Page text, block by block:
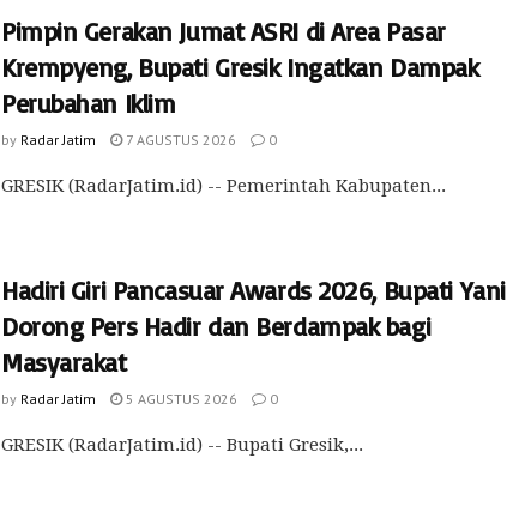
Pimpin Gerakan Jumat ASRI di Area Pasar
Krempyeng, Bupati Gresik Ingatkan Dampak
Perubahan Iklim
by Radar Jatim 7 AGUSTUS 2026 0
GRESIK (RadarJatim.id) -- Pemerintah Kabupaten...
Hadiri Giri Pancasuar Awards 2026, Bupati Yani
Dorong Pers Hadir dan Berdampak bagi
Masyarakat
by Radar Jatim 5 AGUSTUS 2026 0
GRESIK (RadarJatim.id) -- Bupati Gresik,...